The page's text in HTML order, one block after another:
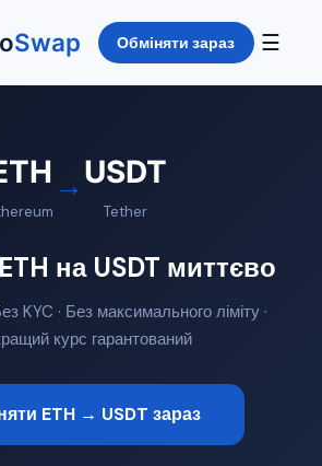
Swap Обміняти зараз ☰
→USDT
Tether
на USDT миттєво
KYC · Без максимального ліміту ·
курс гарантований
ETH → USDT зараз